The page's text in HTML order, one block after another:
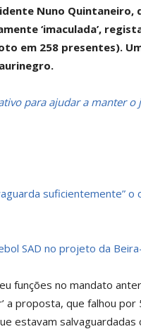
Nuno Quintaneiro,
‘imaculada’,
em 258 presentes).
para ajudar a manter o
suficientemente” o
SAD no projeto da
funções no mandato
a proposta, que falhou
estavam salvaguardadas